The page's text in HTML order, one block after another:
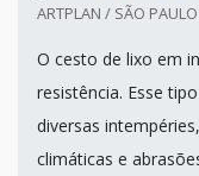
ARTPLAN / SÃO
O cesto de lixo em
resistência. Esse
diversas
climáticas e